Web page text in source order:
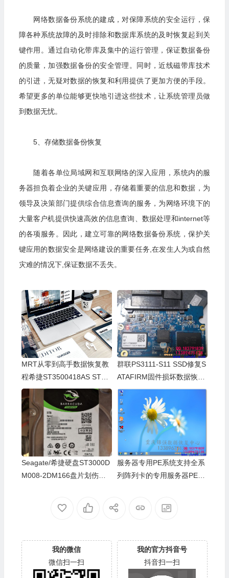
网络数据备份系统的建成，对保障系统的安全运行，保
障各种系统故障的及时排除和数据库系统的及时恢复起到关
键作用。通过自动化带库及集中的运行管理，保证数据备份
的质量，加强数据备份的安全管理。同时，近线磁带库技术
的引进，无疑对数据的恢复和利用提供了更加方便的手段。
希望更多的单位能够更快地引进这些技术，让系统管理员做
到数据无忧。
5、存储数据备份恢复
随着各单位局域网和互联网络的深入应用，系统内的服
务器担负着企业的关键应用，存储着重要的信息和数据，为
领导及决策部门提供综合信息查询的服务，为网络环境下的
大量客户机提供快速高效的信息查询、数据处理和internet等
的各项服务。因此，建立可靠的网络数据备份系统，保护关
键应用的数据安全是网络建设的重要任务,在发生人为或自然
灾难的情况下,保证数据不丢失。
MRT从零到高手数据恢复教
程希捷ST3500418AS ST50
0DM002配头
群联PS3111-S11 SSD修复S
ATAFIRM固件损坏数据恢复
案例
Seagate/希捷硬盘ST3000D
M008-2DM166盘片划伤报L
服务器专用PE系统支持全系
列阵列卡的专用服务器PE工
我的微信
微信扫一扫
我的官方抖音号
抖音扫一扫